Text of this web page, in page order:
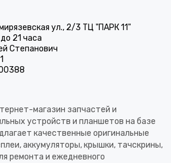
ул., 2/3 ТЦ "ПАРК 11"
21 часа
Степанович
магазин запчастей и
устройств и планшетов на базе
качественные оригинальные
аккумуляторы, крышки, тачскрины,
ремонта и ежедневного